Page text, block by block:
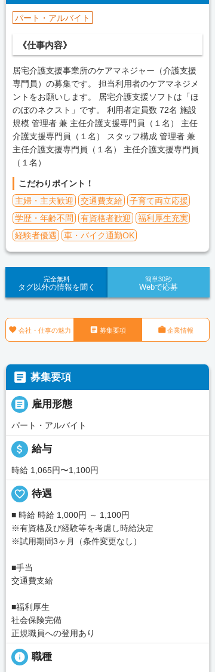
パート・アルバイト
《仕事内容》
居宅介護支援事業所のケアマネジャー（介護支援
専門員）の募集です。 担当利用者のケアマネジメ
ントをお願いします。 居宅介護支援ソフトは「ほ
のぼのネクスト」です。 利用者定員数 72名 施設
規模 管理者 兼 主任介護支援専門員（１名） 主任
介護支援専門員（１名） スタッフ構成 管理者 兼
主任介護支援専門員（１名） 主任介護支援専門員
（１名）
こだわりポイント！
主婦・主夫歓迎
交通費支給
子育て両立応援
学歴・年齢不問
有資格者歓迎
福利厚生充実
経験者優遇
車・バイク通勤OK
完全無料
タグ以外の情報を聞く
簡単30秒
Webで応募
 会社・仕事の魅力  募集要項 企業情報
 募集要項
 雇用形態
パート・アルバイト
attach_money 給与
時給 1,065円〜1,100円
favorite_border 待遇
■ 時給 時給 1,000円 ～ 1,100円
※有資格及び経験等を考慮し時給決定
※試用期間3ヶ月（条件変更なし）
■手当
交通費支給
■福利厚生
社会保険完備
正規職員への登用あり
info 職種